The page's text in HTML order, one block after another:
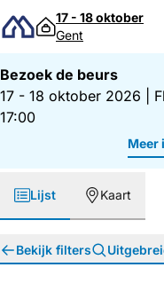
Direct naar inhoud
17 - 18 oktober
Gent
Bezoek de beurs
17 - 18 oktober 2026
17:00
Meer
Lijst Kaart
Bekijk filters